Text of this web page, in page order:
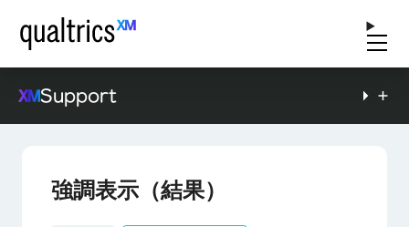
Support
強調表示（結果）